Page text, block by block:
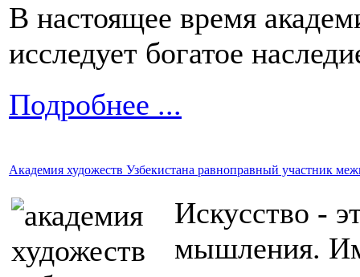
В настоящее время
исследует богатое
Подробнее ...
Академия художеств Узбекистана равноправный участник
Искусство -
мышления.